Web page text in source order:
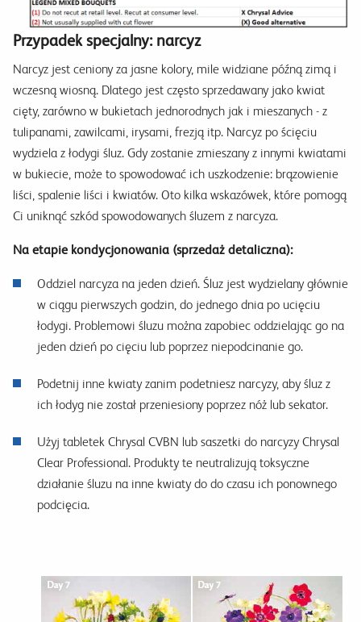
Przypadek specjalny: narcyz
Narcyz jest ceniony za jasne kolory, mile widziane późną zimą i
wczesną wiosną. Dlatego jest często sprzedawany jako kwiat
cięty, zarówno w bukietach jednorodnych jak i mieszanych - z
tulipanami, zawilcami, irysami, frezją itp. Narcyz po ścięciu
wydziela z łodygi śluz. Gdy zostanie zmieszany z innymi kwiatami
w bukiecie, może to spowodować ich uszkodzenie: brązowienie
liści, spalenie liści i kwiatów. Oto kilka wskazówek, które pomogą
Ci uniknąć szkód spowodowanych śluzem z narcyza.
Na etapie kondycjonowania (sprzedaż detaliczna):
Oddziel narcyza na jeden dzień. Śluz jest wydzielany głównie
w ciągu pierwszych godzin, do jednego dnia po ucięciu
łodygi. Problemowi śluzu można zapobiec oddzielając go na
jeden dzień po cięciu lub poprzez niepodcinanie go.
Podetnij inne kwiaty zanim podetniesz narcyzy, aby śluz z
ich łodyg nie został przeniesiony poprzez nóż lub sekator.
Użyj tabletek Chrysal CVBN lub saszetki do narcyzy Chrysal
Clear Professional. Produkty te neutralizują toksyczne
działanie śluzu na inne kwiaty do do czasu ich ponownego
podcięcia.